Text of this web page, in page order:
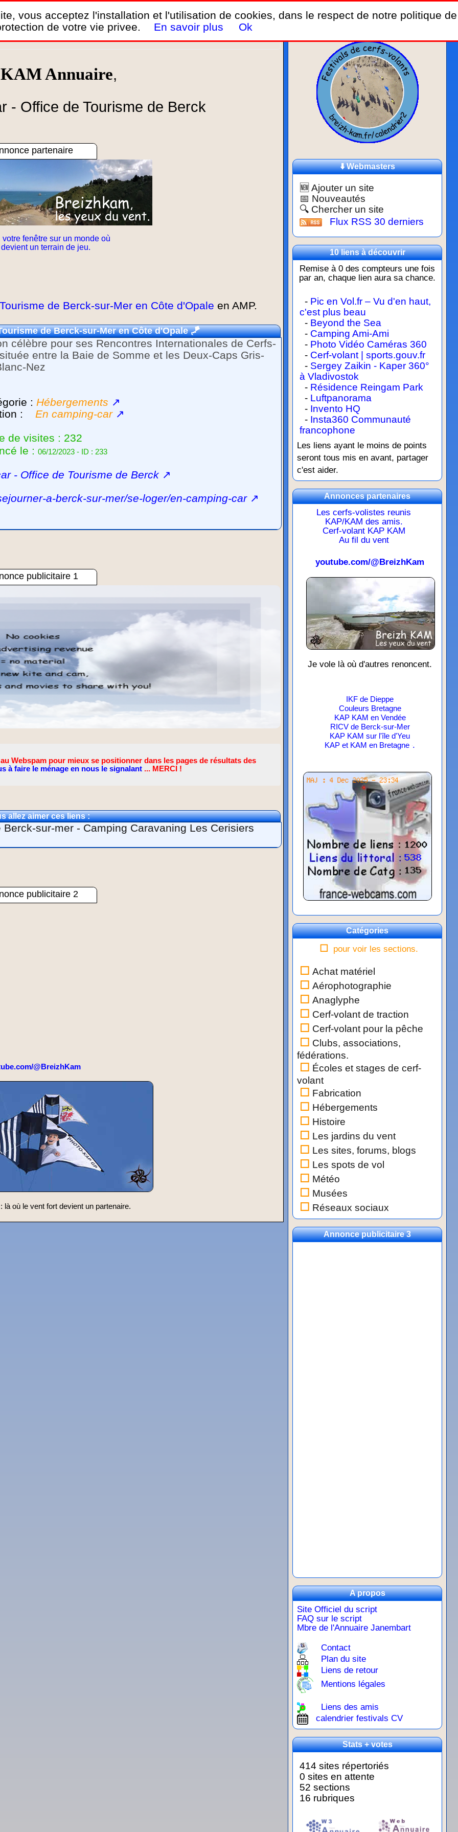
Annuaire,
- Office de Tourisme de Berck
partenaire
fenêtre sur un monde où
un terrain de jeu.
de Berck-sur-Mer en Côte d'Opale en AMP.
de Berck-sur-Mer en Côte d'Opale🪁
célèbre pour ses Rencontres Internationales de Cerfs-
entre la Baie de Somme et les Deux-Caps Gris-
Nez
: Hébergements ↗
: En camping-car↗
de visites : 232
le : 06/12/2023 - ID : 233
- Office de Tourisme de Berck ↗
a-berck-sur-mer/se-loger/en-camping-car↗
publicitaire 1
Webspam pour mieux se positionner dans les pages de résultats des
à faire le ménage en nous le signalant ... MERCI !
allez aimer ces liens :
sur-mer - Camping Caravaning Les Cerisiers
publicitaire 2
@BreizhKam
où le vent fort devient un partenaire.
⬇️ Webmasters
🆕 Ajouter un site
📅 Nouveautés
🔍 Chercher un site
Flux RSS 30 derniers
10 liens à découvrir
Remise à 0 des compteurs une fois
par an, chaque lien aura sa chance.
- Pic en Vol.fr – Vu d'en haut,
c'est plus beau
- Beyond the Sea
- Camping Ami-Ami
- Photo Vidéo Caméras 360
- Cerf-volant | sports.gouv.fr
- Sergey Zaikin - Kaper 360°
à Vladivostok
- Résidence Reingam Park
- Luftpanorama
- Invento HQ
- Insta360 Communauté
francophone
Les liens ayant le moins de points
seront tous mis en avant, partager
c'est aider.
Annonces partenaires
Les cerfs-volistes reunis
KAP/KAM des amis.
Cerf-volant KAP KAM
Au fil du vent
youtube.com/@BreizhKam
Je vole là où d'autres renoncent.
IKF de Dieppe
Couleurs Bretagne
KAP KAM en Vendée
RICV de Berck-sur-Mer
KAP KAM sur l'île d'Yeu
KAP et KAM en Bretagne .
Catégories
pour voir les sections.
Achat matériel
Aérophotographie
Anaglyphe
Cerf-volant de traction
Cerf-volant pour la pêche
Clubs, associations,
fédérations.
Écoles et stages de cerf-
volant
Fabrication
Hébergements
Histoire
Les jardins du vent
Les sites, forums, blogs
Les spots de vol
Météo
Musées
Réseaux sociaux
Annonce publicitaire 3
A propos
Site Officiel du script
FAQ sur le script
Mbre de l'Annuaire Janembart
Contact
Plan du site
Liens de retour
Mentions légales
Liens des amis
calendrier festivals CV
Stats + votes
414 sites répertoriés
0 sites en attente
52 sections
16 rubriques
vous acceptez l'installation et l'utilisation de cookies, dans le respect de notre politique de
de votre vie privee.
En savoir plus Ok